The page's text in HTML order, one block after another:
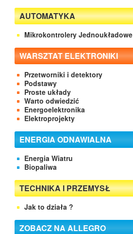
AUTOMATYKA
Mikrokontrolery Jednoukładowe
WARSZTAT ELEKTRONIKI
Przetworniki i detektory
Podstawy
Proste układy
Warto odwiedzić
Energoelektronika
Elektroprojekty
ENERGIA ODNAWIALNA
Energia Wiatru
Biopaliwa
TECHNIKA I PRZEMYSŁ
Jak to działa ?
ZOBACZ NA ALLEGRO